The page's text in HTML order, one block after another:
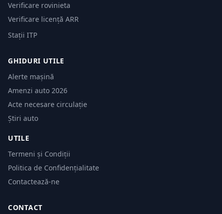
Verificare rovinieta
Verificare licență ARR
Stații ITP
GHIDURI UTILE
Alerte mașină
Amenzi auto 2026
Acte necesare circulație
Știri auto
UTILE
Termeni și Condiții
Politica de Confidențialitate
Contactează-ne
CONTACT